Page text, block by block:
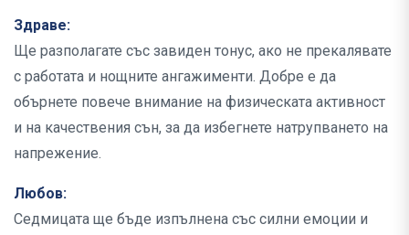
Здраве:
Ще разполагате със завиден тонус, ако не прекалявате
с работата и нощните ангажименти. Добре е да
обърнете повече внимание на физическата активност
и на качествения сън, за да избегнете натрупването на
напрежение.
Любов:
Седмицата ще бъде изпълнена със силни емоции и